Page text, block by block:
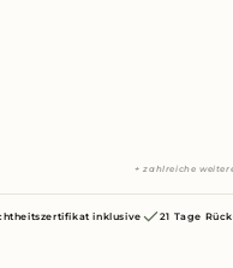
+ zahlreiche
inklusive 21 Tage